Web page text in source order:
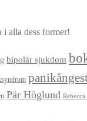
i alla dess former!
bipolär sjukdom
Pär Höglund